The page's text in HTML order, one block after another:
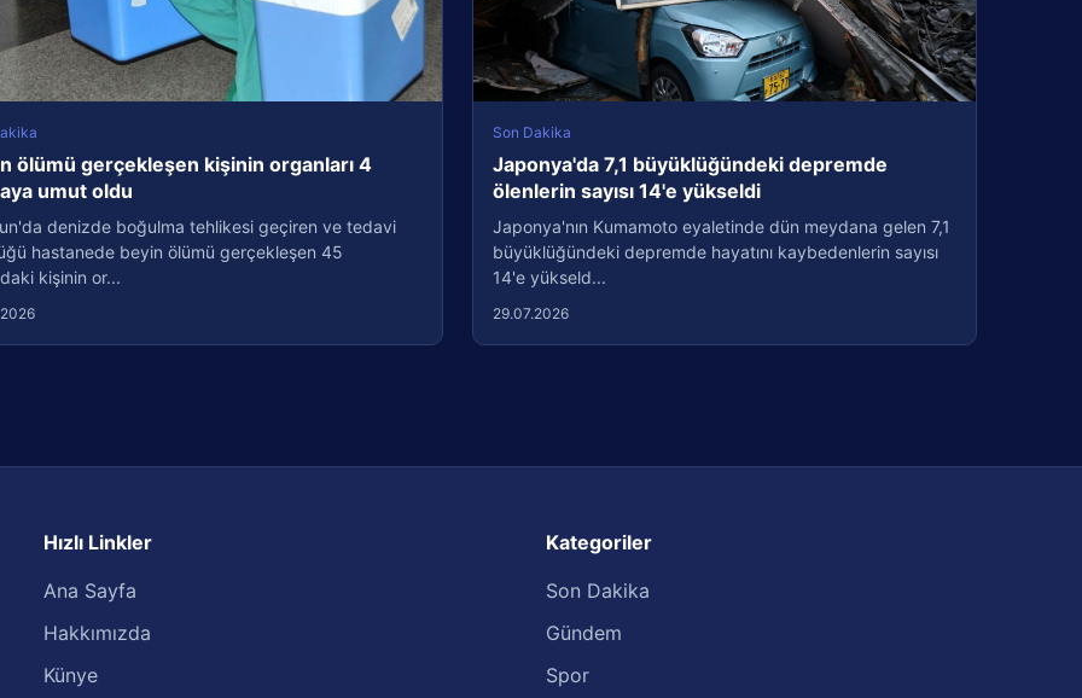
ölümü gerçekleşen kişinin organları 4
umut oldu
denizde boğulma tehlikesi geçiren ve tedavi
hastanede beyin ölümü gerçekleşen 45
kişinin or...
Son Dakika
Japonya'da 7,1 büyüklüğündeki depremde
ölenlerin sayısı 14'e yükseldi
Japonya'nın Kumamoto eyaletinde dün meydana gelen 7,1
büyüklüğündeki depremde hayatını kaybedenlerin sayısı
14'e yükseld...
29.07.2026
Hızlı Linkler
Ana Sayfa
Hakkımızda
Künye
Kategoriler
Son Dakika
Gündem
Spor